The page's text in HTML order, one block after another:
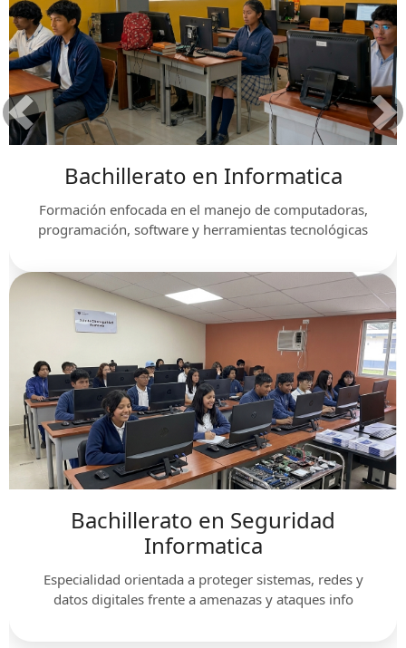
Bachillerato en Informatica
Formación enfocada en el manejo de computadoras,
programación, software y herramientas tecnológicas
Bachillerato en Seguridad
Informatica
Especialidad orientada a proteger sistemas, redes y
datos digitales frente a amenazas y ataques info